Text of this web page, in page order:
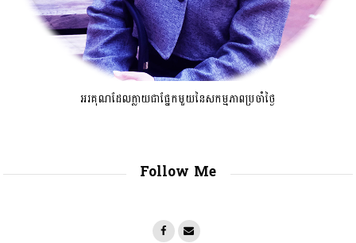
អរគុណដែលក្លាយជាផ្នែកមួយនៃសកម្មភាពប្រចាំថ្ងៃ
Follow Me